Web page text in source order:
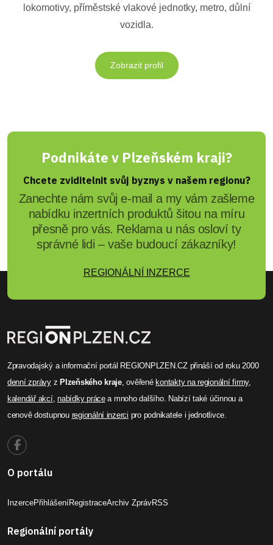
lokomotivy, příměstské vlakové jednotky, metro, důlní
vozidla.
Zobrazit profil
Podnikáte v Plzeňském kraji?
Chcete zviditelnit svůj byznys v našem regionu?
Zanechte nám svůj e-mail a my vám zašleme
nabídku inzertních produktů šitou na míru
přesně pro vás. Reklama u nás osloví ty
správné lidi – vaše budoucí zákazníky!
REGIONÁLNÍ INZERCE
Zpravodajský a informační portál REGIONPLZEN.CZ přináší od roku 2000
denní zprávyz Plzeňského kraje, ověřené kontakty na regionální firmy,
kalendář akcí,nabídky prácea mnoho dalšího. Nabízí také účinnou a
cenově dostupnou regionální inzerci pro podnikatele i jednotlivce.
O portálu
InzercePřihlášeníRegistraceArchiv ZprávRSS
Regionální portály